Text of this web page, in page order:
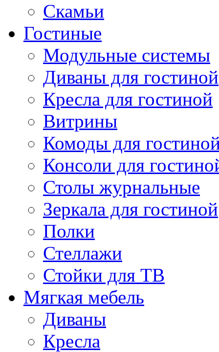
Скамьи
Гостиные
Модульные системы
Диваны для гостиной
Кресла для гостиной
Витрины
Комоды для
Консоли для
Столы журнальные
Зеркала для гостиной
Полки
Стеллажи
Стойки для ТВ
Мягкая мебель
Диваны
Кресла